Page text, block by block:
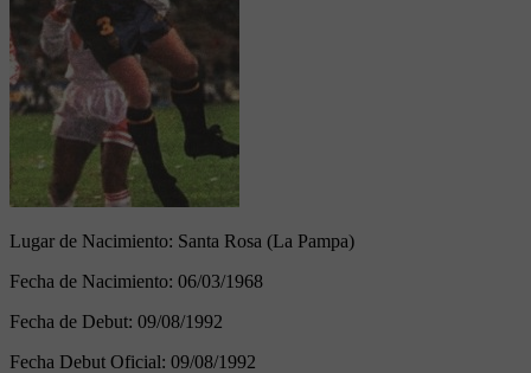
Lugar de Nacimiento: Santa Rosa (La Pampa)
Fecha de Nacimiento: 06/03/1968
Fecha de Debut: 09/08/1992
Fecha Debut Oficial: 09/08/1992